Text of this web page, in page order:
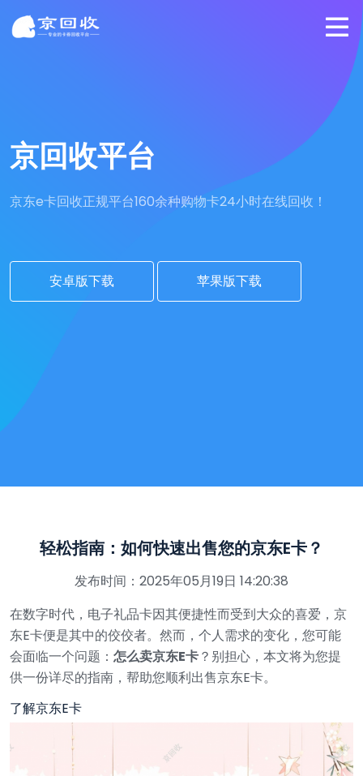
京回收平台
京东e卡回收正规平台160余种购物卡24小时在线回收！
安卓版下载 苹果版下载
轻松指南：如何快速出售您的京东E卡？
发布时间：2025年05月19日 14:20:38
在数字时代，电子礼品卡因其便捷性而受到大众的喜爱，京
东E卡便是其中的佼佼者。然而，个人需求的变化，您可能
会面临一个问题： 怎么卖京东E卡？别担心，本文将为您提
供一份详尽的指南，帮助您顺利出售京东E卡。
了解京东E卡